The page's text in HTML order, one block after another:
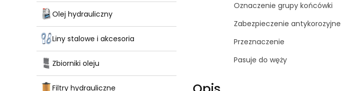
Olej hydrauliczny
Liny stalowe i akcesoria
Zbiorniki oleju
Filtry hydrauliczne
Oznaczenie grupy końcówki
Zabezpieczenie antykorozyjne
Przeznaczenie
Pasuje do węży